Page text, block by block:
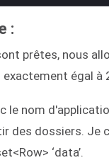
:
prêtes, nous
égal à
le nom
des dossiers. Je
‘data’.